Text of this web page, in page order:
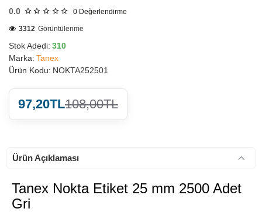
0.0 0 Değerlendirme
Stok Adedi: 310
Marka: Tanex
Ürün Kodu: NOKTA252501
3312 Görüntülenme
97,20TL108,00TL
Ürün Açıklaması
Tanex Nokta Etiket 25 mm 2500 Adet
Gri